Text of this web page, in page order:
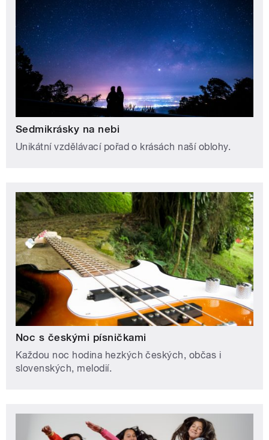
Sedmikrásky na nebi
Unikátní vzdělávací pořad o krásách naší oblohy.
Noc s českými písničkami
Každou noc hodina hezkých českých, občas i
slovenských, melodií.